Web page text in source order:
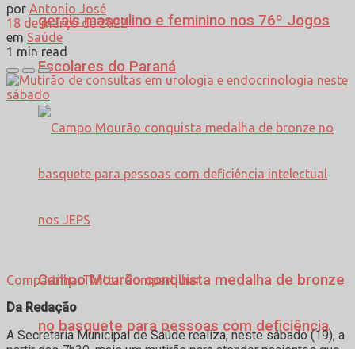
gerais masculino e feminino nos 76º Jogos
Escolares do Paraná
Campo Mourão conquista medalha de bronze
no basquete para pessoas com deficiência
por Antonio José
18 de março de 2022
em Saúde
1 min read
CompartilharTwittarCompartilhar
Da Redação
A Secretaria Municipal de Saúde realiza, neste sábado (19), a